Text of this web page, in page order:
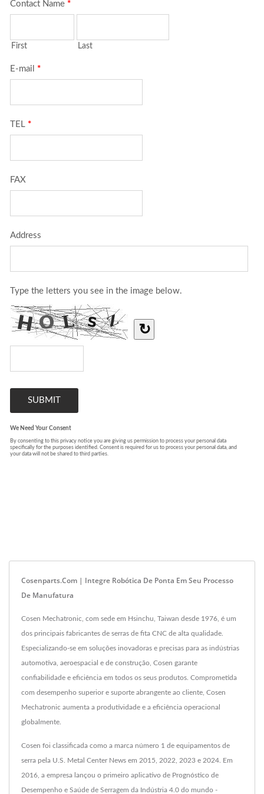
Cosenparts.com | Integre Robótica De Ponta Em Seu Processo
De Manufatura
Cosen Mechatronic, com sede em Hsinchu, Taiwan desde 1976, é um
dos principais fabricantes de serras de fita CNC de alta qualidade.
Especializando-se em soluções inovadoras e precisas para as indústrias
automotiva, aeroespacial e de construção, Cosen garante
confiabilidade e eficiência em todos os seus produtos. Comprometida
com desempenho superior e suporte abrangente ao cliente, Cosen
Mechatronic aumenta a produtividade e a eficiência operacional
globalmente.
Cosen foi classificada como a marca número 1 de equipamentos de
serra pela U.S. Metal Center News em 2015, 2022, 2023 e 2024. Em
2016, a empresa lançou o primeiro aplicativo de Prognóstico de
Desempenho e Saúde de Serragem da Indústria 4.0 do mundo -